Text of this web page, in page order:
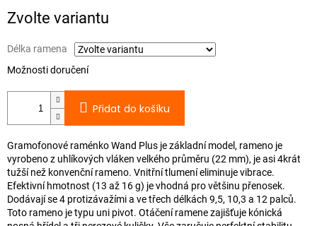
cena:
Zvolte variantu
Délka ramena
Možnosti doručení
Přidat do košíku
Gramofonové raménko Wand Plus je základní model, rameno je
vyrobeno z uhlíkových vláken velkého průměru (22 mm), je asi 4krát
tužší než konvenční rameno. Vnitřní tlumení eliminuje vibrace.
Efektivní hmotnost (13 až 16 g) je vhodná pro většinu přenosek.
Dodávají se 4 protizávažími a ve třech délkách 9,5, 10,3 a 12 palců.
Toto rameno je typu uni pivot. Otáčení ramene zajišťuje kónická